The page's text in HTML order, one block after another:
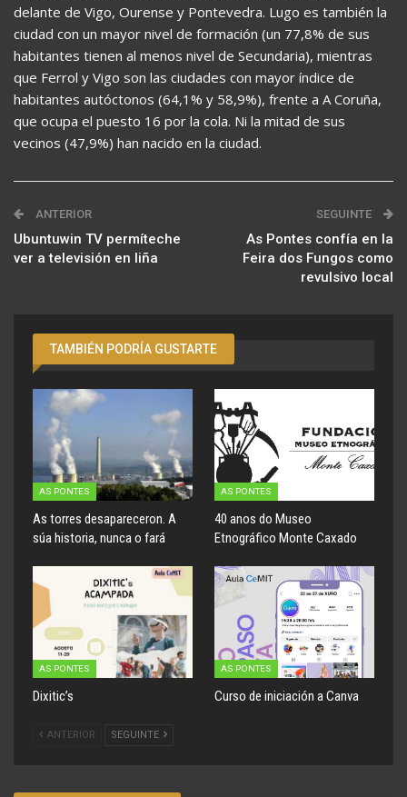
delante de Vigo, Ourense y Pontevedra. Lugo es también la
ciudad con un mayor nivel de formación (un 77,8% de sus
habitantes tienen al menos nivel de Secundaria), mientras
que Ferrol y Vigo son las ciudades con mayor índice de
habitantes autóctonos (64,1% y 58,9%), frente a A Coruña,
que ocupa el puesto 16 por la cola. Ni la mitad de sus
vecinos (47,9%) han nacido en la ciudad.
ANTERIOR
Ubuntuwin TV permíteche
ver a televisión en liña
SEGUINTE
As Pontes confía en la
Feira dos Fungos como
revulsivo local
TAMBIÉN PODRÍA GUSTARTE
AS PONTES
As torres desapareceron. A
súa historia, nunca o fará
AS PONTES
40 anos do Museo
Etnográfico Monte Caxado
AS PONTES
Dixitic’s
AS PONTES
Curso de iniciación a Canva
ANTERIOR SEGUINTE